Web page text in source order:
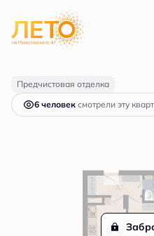
1-комнатная
Ипотекаот 28 783 руб.
Предчистовая отделка
6 человек смотрели эту